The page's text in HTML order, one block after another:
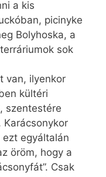
a kis
picinyke
Bolyhoska, a
sok
van, ilyenkor
kültéri
szentestére
egyáltalán
öröm, hogy a
Csak